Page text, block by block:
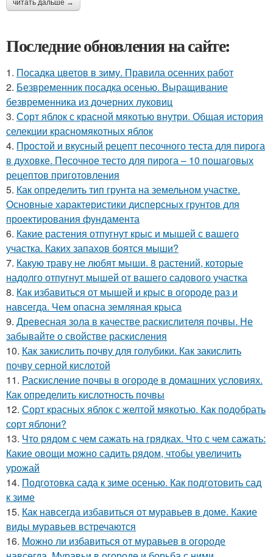
читать дальше →
Последние обновления на сайте:
1. Посадка цветов в зиму. Правила осенних работ
2. Безвременник посадка осенью. Выращивание
безвременника из дочерних луковиц
3. Сорт яблок с красной мякотью внутри. Общая история
селекции красномякотных яблок
4. Простой и вкусный рецепт песочного теста для пирога
в духовке. Песочное тесто для пирога – 10 пошаговых
рецептов приготовления
5. Как определить тип грунта на земельном участке.
Основные характеристики дисперсных грунтов для
проектирования фундамента
6. Какие растения отпугнут крыс и мышей с вашего
участка. Каких запахов боятся мыши?
7. Какую траву не любят мыши. 8 растений, которые
надолго отпугнут мышей от вашего садового участка
8. Как избавиться от мышей и крыс в огороде раз и
навсегда. Чем опасна земляная крыса
9. Древесная зола в качестве раскислителя почвы. Не
забывайте о свойстве раскисления
10. Как закислить почву для голубики. Как закислить
почву серной кислотой
11. Раскисление почвы в огороде в домашних условиях.
Как определить кислотность почвы
12. Сорт красных яблок с желтой мякотью. Как подобрать
сорт яблони?
13. Что рядом с чем сажать на грядках. Что с чем сажать:
Какие овощи можно садить рядом, чтобы увеличить
урожай
14. Подготовка сада к зиме осенью. Как подготовить сад
к зиме
15. Как навсегда избавиться от муравьев в доме. Какие
виды муравьев встречаются
16. Можно ли избавиться от муравьев в огороде